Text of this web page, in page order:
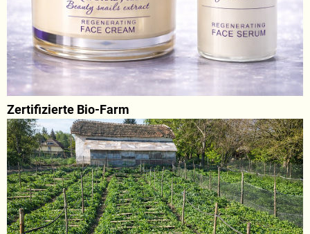
Zertifizierte Bio-Farm